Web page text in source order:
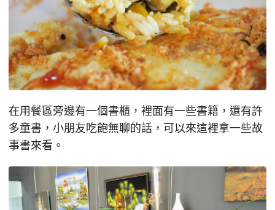
在用餐區旁邊有一個書櫃，裡面有一些書籍，還有許
多童書，小朋友吃飽無聊的話，可以來這裡拿一些故
事書來看。